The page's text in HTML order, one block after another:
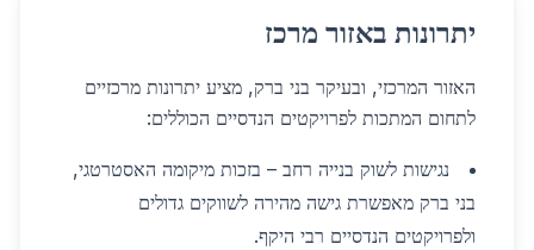
יתרונות באזור מרכז
האזור המרכזי, ובעיקר בני ברק, מציע יתרונות מרכזיים
לתחום המתכות לפרויקטים הנדסיים הכוללים:
נגישות לשוק בנייה רחב – בזכות מיקומה האסטרטגי,
בני ברק מאפשרת גישה מהירה לשווקים גדולים
ולפרויקטים הנדסיים רבי היקף.